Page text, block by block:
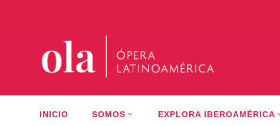
INICIO SOMOS EXPLORA IBEROAMÉRICA